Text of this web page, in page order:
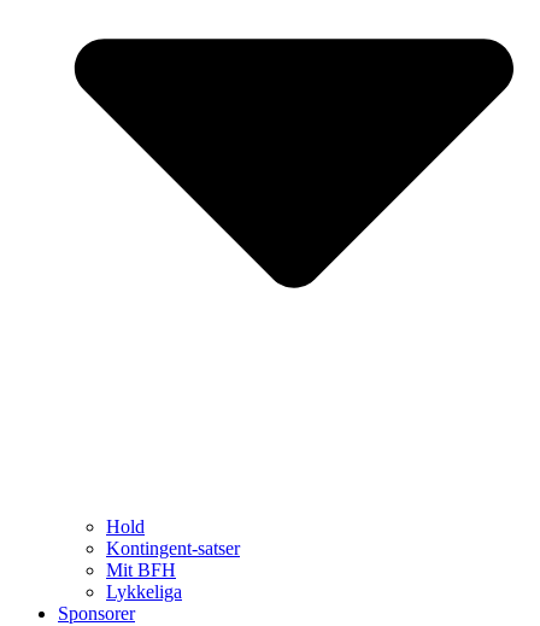
Hold
Kontingent-satser
Mit BFH
Lykkeliga
Sponsorer